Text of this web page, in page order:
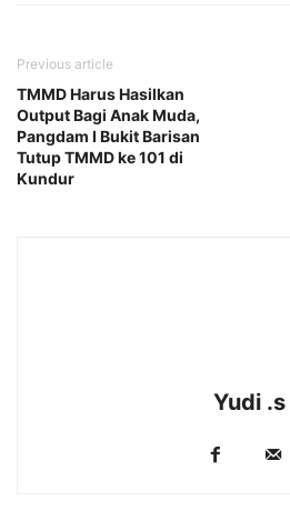
Previous article
TMMD Harus Hasilkan
Output Bagi Anak Muda,
Pangdam I Bukit Barisan
Tutup TMMD ke 101 di
Kundur
Yudi .s